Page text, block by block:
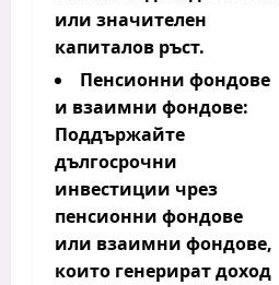
или значителен
капиталов ръст.
Пенсионни фондове
и взаимни фондове:
Поддържайте
дългосрочни
инвестиции чрез
пенсионни фондове
или взаимни фондове,
които генерират доход